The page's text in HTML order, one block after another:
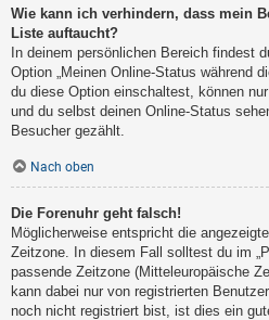
Wie kann ich verhindern, dass mein
Liste auftaucht?
In deinem persönlichen Bereich findest
Option „Meinen Online-Status während
du diese Option einschaltest, können
und du selbst deinen Online-Status
Besucher gezählt.
Nach oben
Die Forenuhr geht falsch!
Möglicherweise entspricht die
Zeitzone. In diesem Fall solltest du im
passende Zeitzone (Mitteleuropäische
kann dabei nur von registrierten
noch nicht registriert bist, ist dies ein